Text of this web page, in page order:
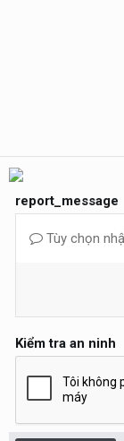
report_message
Tùy chọn
Kiểm tra an ninh